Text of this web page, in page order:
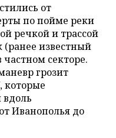
от
по пойме реки
речкой и трассой
(ранее известный
секторе.
грозит
которые
вдоль
Иванополья до